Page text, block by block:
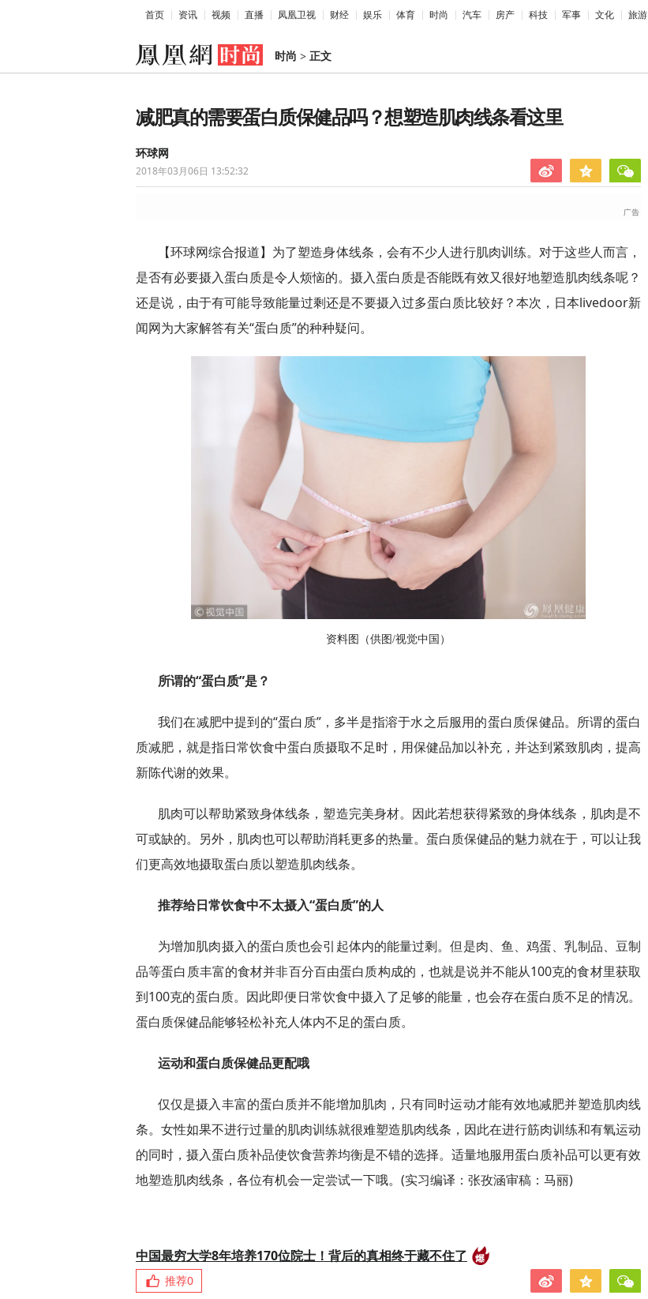
首页 资讯 视频 直播 凤凰卫视 财经 娱乐 体育 时尚 汽车 房产 科技 军事 文化 旅游
时尚 > 正文
减肥真的需要蛋白质保健品吗？想塑造肌肉线条看这里
环球网
2018年03月06日 13:52:32
【环球网综合报道】为了塑造身体线条，会有不少人进行肌肉训练。对于这些人而言，
是否有必要摄入蛋白质是令人烦恼的。摄入蛋白质是否能既有效又很好地塑造肌肉线条呢？
还是说，由于有可能导致能量过剩还是不要摄入过多蛋白质比较好？本次，日本livedoor新
闻网为大家解答有关“蛋白质”的种种疑问。
资料图（供图/视觉中国）
所谓的“蛋白质”是？
我们在减肥中提到的“蛋白质”，多半是指溶于水之后服用的蛋白质保健品。所谓的蛋白
质减肥，就是指日常饮食中蛋白质摄取不足时，用保健品加以补充，并达到紧致肌肉，提高
新陈代谢的效果。
肌肉可以帮助紧致身体线条，塑造完美身材。因此若想获得紧致的身体线条，肌肉是不
可或缺的。另外，肌肉也可以帮助消耗更多的热量。蛋白质保健品的魅力就在于，可以让我
们更高效地摄取蛋白质以塑造肌肉线条。
推荐给日常饮食中不太摄入“蛋白质”的人
为增加肌肉摄入的蛋白质也会引起体内的能量过剩。但是肉、鱼、鸡蛋、乳制品、豆制
品等蛋白质丰富的食材并非百分百由蛋白质构成的，也就是说并不能从100克的食材里获取
到100克的蛋白质。因此即便日常饮食中摄入了足够的能量，也会存在蛋白质不足的情况。
蛋白质保健品能够轻松补充人体内不足的蛋白质。
运动和蛋白质保健品更配哦
仅仅是摄入丰富的蛋白质并不能增加肌肉，只有同时运动才能有效地减肥并塑造肌肉线
条。女性如果不进行过量的肌肉训练就很难塑造肌肉线条，因此在进行筋肉训练和有氧运动
的同时，摄入蛋白质补品使饮食营养均衡是不错的选择。适量地服用蛋白质补品可以更有效
地塑造肌肉线条，各位有机会一定尝试一下哦。(实习编译：张孜涵审稿：马丽)
中国最穷大学8年培养170位院士！背后的真相终于藏不住了
推荐0